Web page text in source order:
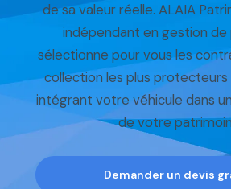
de sa valeur réelle. ALAIA
indépendant en gestion de
sélectionne pour vous les
collection les plus protecteurs
intégrant votre véhicule dans
de votre
Demander un devis